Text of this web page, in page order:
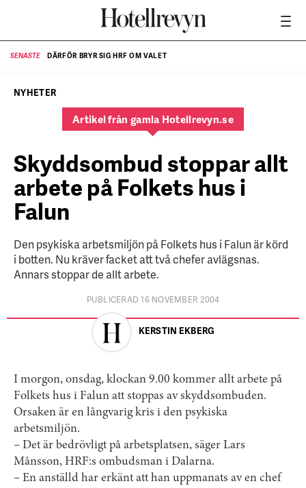
SENASTE DÄRFÖR BRYR SIG HRF OM VALET
NYHETER
Artikel från gamla Hotellrevyn.se
Skyddsombud stoppar allt
arbete på Folkets hus i
Falun
Den psykiska arbetsmiljön på Folkets hus i Falun är körd
i botten. Nu kräver facket att två chefer avlägsnas.
Annars stoppar de allt arbete.
PUBLICERAD 16 NOVEMBER 2004
KERSTIN EKBERG
I morgon, onsdag, klockan 9.00 kommer allt arbete på
Folkets hus i Falun att stoppas av skyddsombuden.
Orsaken är en långvarig kris i den psykiska
arbetsmiljön.
– Det är bedrövligt på arbetsplatsen, säger Lars
Månsson, HRF:s ombudsman i Dalarna.
– En anställd har erkänt att han uppmanats av en chef